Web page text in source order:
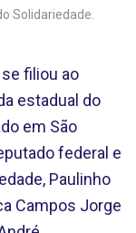
Solidariedade.
filiou ao
estadual do
em São
federal e
Paulinho
Campos Jorge